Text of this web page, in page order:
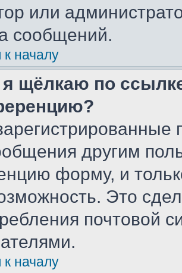
или
сообщений.
к началу
я щёлкаю по
другим
форму, и
Это
почтовой
к началу